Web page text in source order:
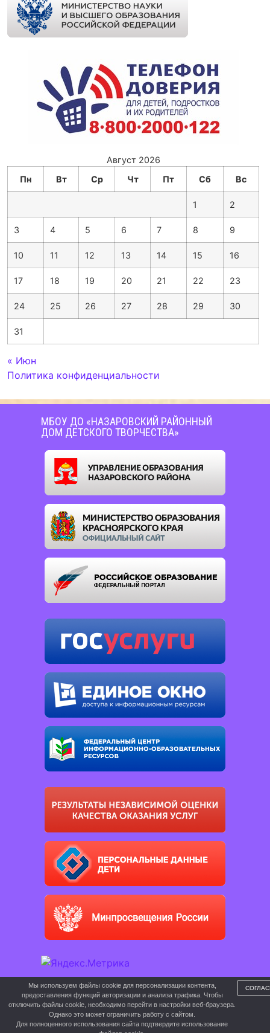
Август 2026
Пн
Вт Ср Чт Пт Сб Вс
1 2
3 4 5 6 7 8 9
10 11 12 13 14 15 16
17 18 19 20 21 22 23
24 25 26 27 28 29 30
31
« Июн
Политика конфиденциальности
МБОУ ДО «НАЗАРОВСКИЙ РАЙОННЫЙ
ДОМ ДЕТСКОГО ТВОРЧЕСТВА»
Мы используем файлы cookie для персонализации контента,
предоставления функций авторизации и анализа трафика. Чтобы
отключить файлы cookie, необходимо перейти в настройки веб-браузера.
Однако это может ограничить работу с сайтом.
Для полноценного использования сайта подтвердите использование